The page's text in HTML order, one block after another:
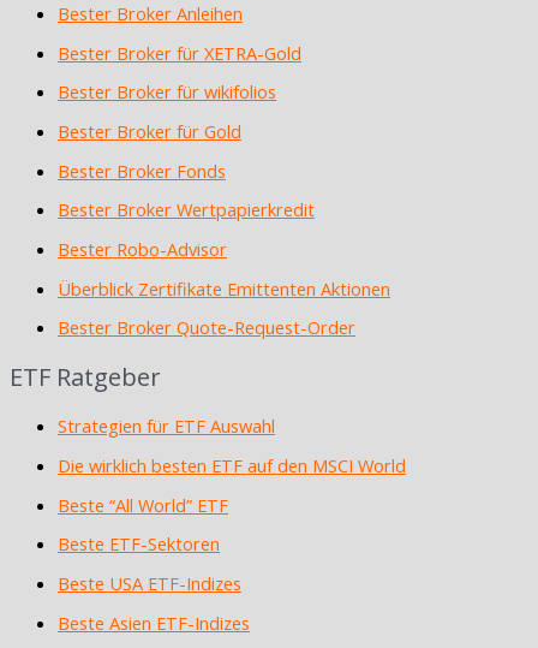
Bester Broker Anleihen
Bester Broker für XETRA-Gold
Bester Broker für wikifolios
Bester Broker für Gold
Bester Broker Fonds
Bester Broker Wertpapierkredit
Bester Robo-Advisor
Überblick Zertifikate Emittenten Aktionen
Bester Broker Quote-Request-Order
ETF Ratgeber
Strategien für ETF Auswahl
Die wirklich besten ETF auf den MSCI World
Beste “All World” ETF
Beste ETF-Sektoren
Beste USA ETF-Indizes
Beste Asien ETF-Indizes